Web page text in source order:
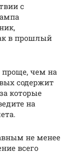
с
в прошлый
проще, чем на
содержит
которые
на
не менее
всего